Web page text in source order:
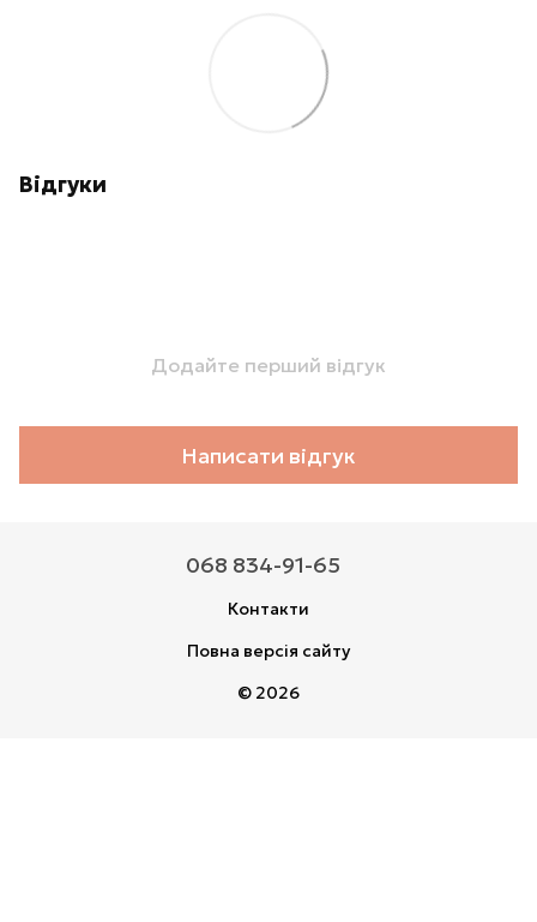
Відгуки
Додайте перший відгук
Написати відгук
068 834-91-65
Контакти
Повна версія сайту
© 2026